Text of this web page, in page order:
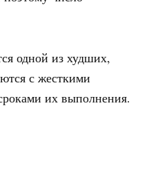
одной из худших,
с жесткими
их выполнения.